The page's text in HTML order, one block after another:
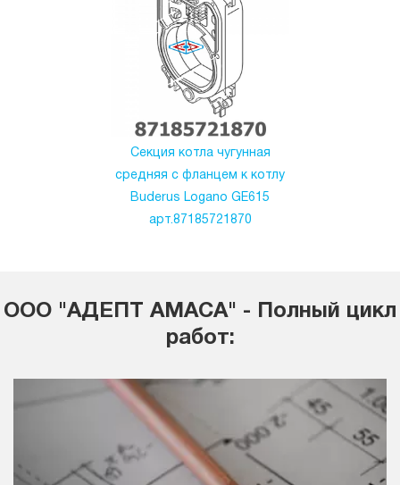
Секция котла чугунная
средняя с фланцем к котлу
Buderus Logano GE615
арт.87185721870
ООО "АДЕПТ АМАСА" - Полный цикл
работ: